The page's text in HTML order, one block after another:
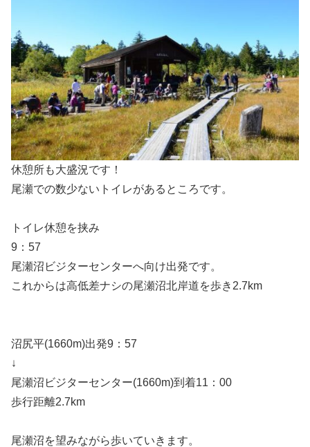
休憩所も大盛況です！
尾瀬での数少ないトイレがあるところです。
トイレ休憩を挟み
9：57
尾瀬沼ビジターセンターへ向け出発です。
これからは高低差ナシの尾瀬沼北岸道を歩き2.7km
沼尻平(1660m)出発9：57
↓
尾瀬沼ビジターセンター(1660m)到着11：00
歩行距離2.7km
尾瀬沼を望みながら歩いていきます。